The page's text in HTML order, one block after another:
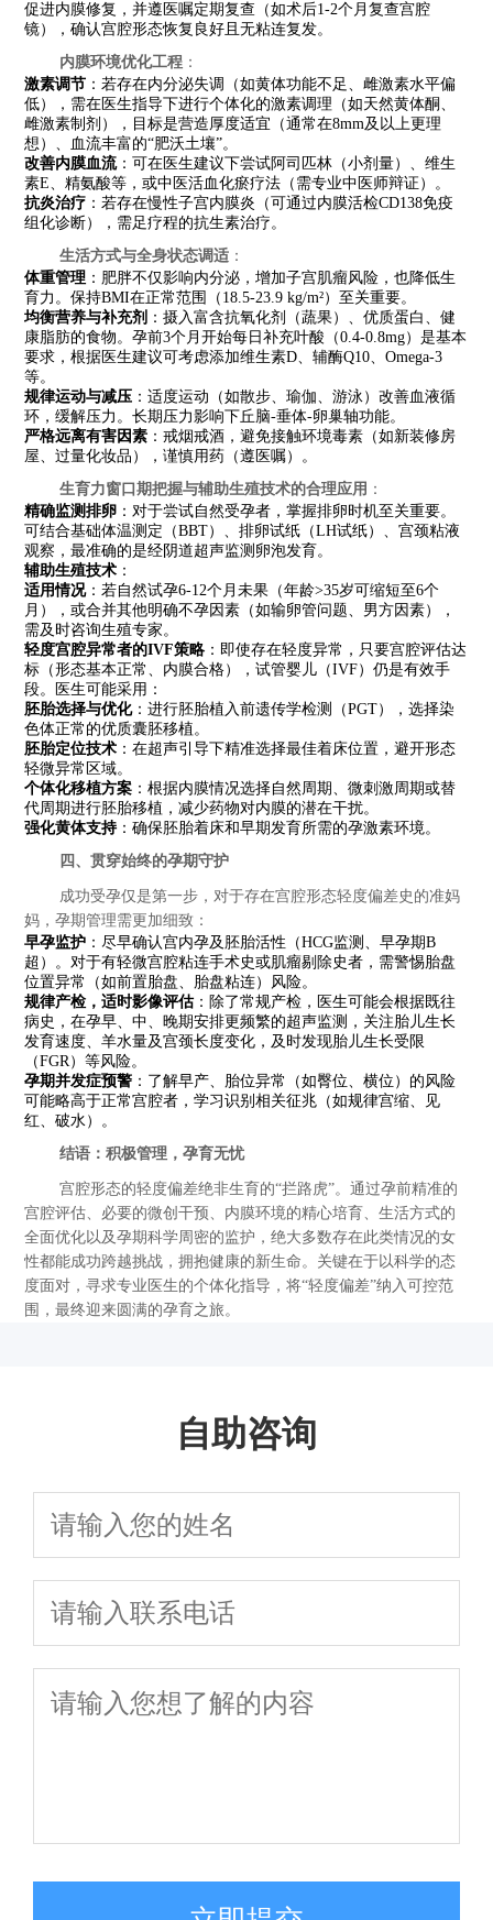
促进内膜修复，并遵医嘱定期复查（如术后1-2个月复查宫腔
镜），确认宫腔形态恢复良好且无粘连复发。
内膜环境优化工程 ：
激素调节 ：若存在内分泌失调（如黄体功能不足、雌激素水平偏
低），需在医生指导下进行个体化的激素调理（如天然黄体酮、
雌激素制剂），目标是营造厚度适宜（通常在8mm及以上更理
想）、血流丰富的“肥沃土壤”。
改善内膜血流：可在医生建议下尝试阿司匹林（小剂量）、维生
素E、精氨酸等，或中医活血化瘀疗法（需专业中医师辩证）。
抗炎治疗 ：若存在慢性子宫内膜炎（可通过内膜活检CD138免疫
组化诊断），需足疗程的抗生素治疗。
生活方式与全身状态调适 ：
体重管理 ：肥胖不仅影响内分泌，增加子宫肌瘤风险，也降低生
育力。保持BMI在正常范围（18.5-23.9 kg/m²）至关重要。
均衡营养与补充剂 ：摄入富含抗氧化剂（蔬果）、优质蛋白、健
康脂肪的食物。孕前3个月开始每日补充叶酸（0.4-0.8mg）是基本
要求，根据医生建议可考虑添加维生素D、辅酶Q10、Omega-3
等。
规律运动与减压 ：适度运动（如散步、瑜伽、游泳）改善血液循
环，缓解压力。长期压力影响下丘脑-垂体-卵巢轴功能。
严格远离有害因素 ：戒烟戒酒，避免接触环境毒素（如新装修房
屋、过量化妆品），谨慎用药（遵医嘱）。
生育力窗口期把握与辅助生殖技术的合理应用 ：
精确监测排卵 ：对于尝试自然受孕者，掌握排卵时机至关重要。
可结合基础体温测定（BBT）、排卵试纸（LH试纸）、宫颈粘液
观察，最准确的是经阴道超声监测卵泡发育。
辅助生殖技术 ：
适用情况：若自然试孕6-12个月未果（年龄>35岁可缩短至6个
月），或合并其他明确不孕因素（如输卵管问题、男方因素），
需及时咨询生殖专家。
轻度宫腔异常者的IVF策略 ：即使存在轻度异常，只要宫腔评估达
标（形态基本正常、内膜合格），试管婴儿（IVF）仍是有效手
段。医生可能采用：
胚胎选择与优化：进行胚胎植入前遗传学检测（PGT），选择染
色体正常的优质囊胚移植。
胚胎定位技术 ：在超声引导下精准选择最佳着床位置，避开形态
轻微异常区域。
个体化移植方案 ：根据内膜情况选择自然周期、微刺激周期或替
代周期进行胚胎移植，减少药物对内膜的潜在干扰。
强化黄体支持：确保胚胎着床和早期发育所需的孕激素环境。
四、贯穿始终的孕期守护
成功受孕仅是第一步，对于存在宫腔形态轻度偏差史的准妈
妈，孕期管理需更加细致：
早孕监护 ：尽早确认宫内孕及胚胎活性（HCG监测、早孕期B
超）。对于有轻微宫腔粘连手术史或肌瘤剔除史者，需警惕胎盘
位置异常（如前置胎盘、胎盘粘连）风险。
规律产检，适时影像评估：除了常规产检，医生可能会根据既往
病史，在孕早、中、晚期安排更频繁的超声监测，关注胎儿生长
发育速度、羊水量及宫颈长度变化，及时发现胎儿生长受限
（FGR）等风险。
孕期并发症预警 ：了解早产、胎位异常（如臀位、横位）的风险
可能略高于正常宫腔者，学习识别相关征兆（如规律宫缩、见
红、破水）。
结语：积极管理，孕育无忧
宫腔形态的轻度偏差绝非生育的“拦路虎”。通过孕前精准的
宫腔评估、必要的微创干预、内膜环境的精心培育、生活方式的
全面优化以及孕期科学周密的监护，绝大多数存在此类情况的女
性都能成功跨越挑战，拥抱健康的新生命。关键在于以科学的态
度面对，寻求专业医生的个体化指导，将“轻度偏差”纳入可控范
围，最终迎来圆满的孕育之旅。
自助咨询